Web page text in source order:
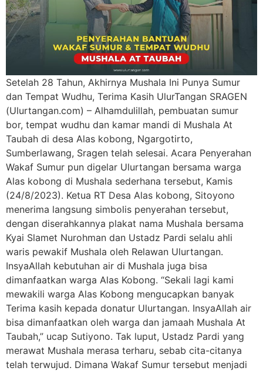
Setelah 28 Tahun, Akhirnya Mushala Ini Punya Sumur
dan Tempat Wudhu, Terima Kasih UlurTangan SRAGEN
(Ulurtangan.com) – Alhamdulillah, pembuatan sumur
bor, tempat wudhu dan kamar mandi di Mushala At
Taubah di desa Alas kobong, Ngargotirto,
Sumberlawang, Sragen telah selesai. Acara Penyerahan
Wakaf Sumur pun digelar Ulurtangan bersama warga
Alas kobong di Mushala sederhana tersebut, Kamis
(24/8/2023). Ketua RT Desa Alas kobong, Sitoyono
menerima langsung simbolis penyerahan tersebut,
dengan diserahkannya plakat nama Mushala bersama
Kyai Slamet Nurohman dan Ustadz Pardi selalu ahli
waris pewakif Mushala oleh Relawan Ulurtangan.
InsyaAllah kebutuhan air di Mushala juga bisa
dimanfaatkan warga Alas Kobong. “Sekali lagi kami
mewakili warga Alas Kobong mengucapkan banyak
Terima kasih kepada donatur Ulurtangan. InsyaAllah air
bisa dimanfaatkan oleh warga dan jamaah Mushala At
Taubah,” ucap Sutiyono. Tak luput, Ustadz Pardi yang
merawat Mushala merasa terharu, sebab cita-citanya
telah terwujud. Dimana Wakaf Sumur tersebut menjadi